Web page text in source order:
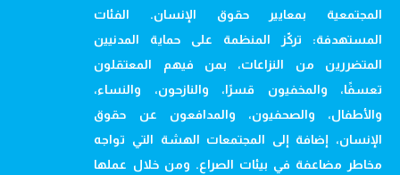
المجتمعية بمعايير حقوق الإنسان. الفئات
المستهدفة: تركّز المنظمة على حماية المدنيين
المتضررين من النزاعات، بمن فيهم المعتقلون
تعسفًا، والمخفيون قسرًا، والنازحون، والنساء،
والأطفال، والصحفيون، والمدافعون عن حقوق
الإنسان، إضافة إلى المجتمعات الهشة التي تواجه
مخاطر مضاعفة في بيئات الصراع. ومن خلال عملها